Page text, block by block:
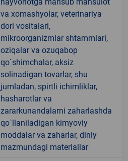
va xomashyolar, veterinariya
dori vositalari,
mikroorganizmlar shtammlari,
oziqalar va ozuqabop
qo`shimchalar, aksiz
solinadigan tovarlar, shu
jumladan, spirtli ichimliklar,
hasharotlar va
zararkunandalarni zaharlashda
qo`llaniladigan kimyoviy
moddalar va zaharlar, diniy
mazmundagi materiallar